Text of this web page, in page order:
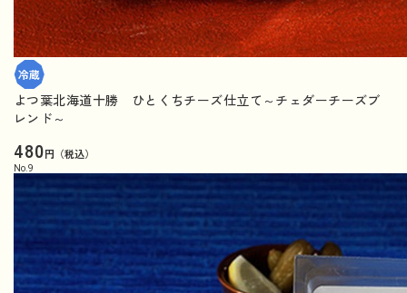
よつ葉北海道十勝 ひとくちチーズ仕立て～チェダーチーズブ
レンド～
480円（税込）
No. 9